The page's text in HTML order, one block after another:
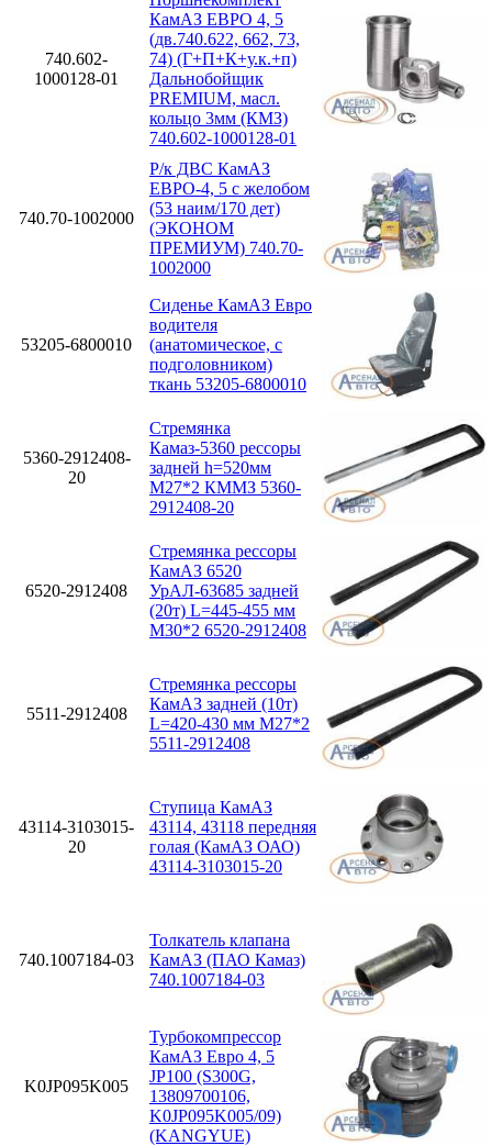
740.602-
1000128-01
КамАЗ ЕВРО 4, 5
(дв.740.622, 662, 73,
74) (Г+П+К+у.к.+п)
Дальнобойщик
PREMIUM, масл.
кольцо 3мм (КМЗ)
740.602-1000128-01
740.70-1002000
Р/к ДВС КамАЗ
ЕВРО-4, 5 с желобом
(53 наим/170 дет)
(ЭКОНОМ
ПРЕМИУМ) 740.70-
1002000
53205-6800010
Сиденье КамАЗ Евро
водителя
(анатомическое, с
подголовником)
ткань 53205-6800010
5360-2912408-
20
Стремянка
Камаз-5360 рессоры
задней h=520мм
М27*2 КММЗ 5360-
2912408-20
6520-2912408
Стремянка рессоры
КамАЗ 6520
УрАЛ-63685 задней
(20т) L=445-455 мм
М30*2 6520-2912408
5511-2912408
Стремянка рессоры
КамАЗ задней (10т)
L=420-430 мм М27*2
5511-2912408
43114-3103015-
20
Ступица КамАЗ
43114, 43118 передняя
голая (КамАЗ ОАО)
43114-3103015-20
740.1007184-03
Толкатель клапана
КамАЗ (ПАО Камаз)
740.1007184-03
K0JP095K005
Турбокомпрессор
КамАЗ Евро 4, 5
JP100 (S300G,
13809700106,
K0JP095K005/09)
(KANGYUE)